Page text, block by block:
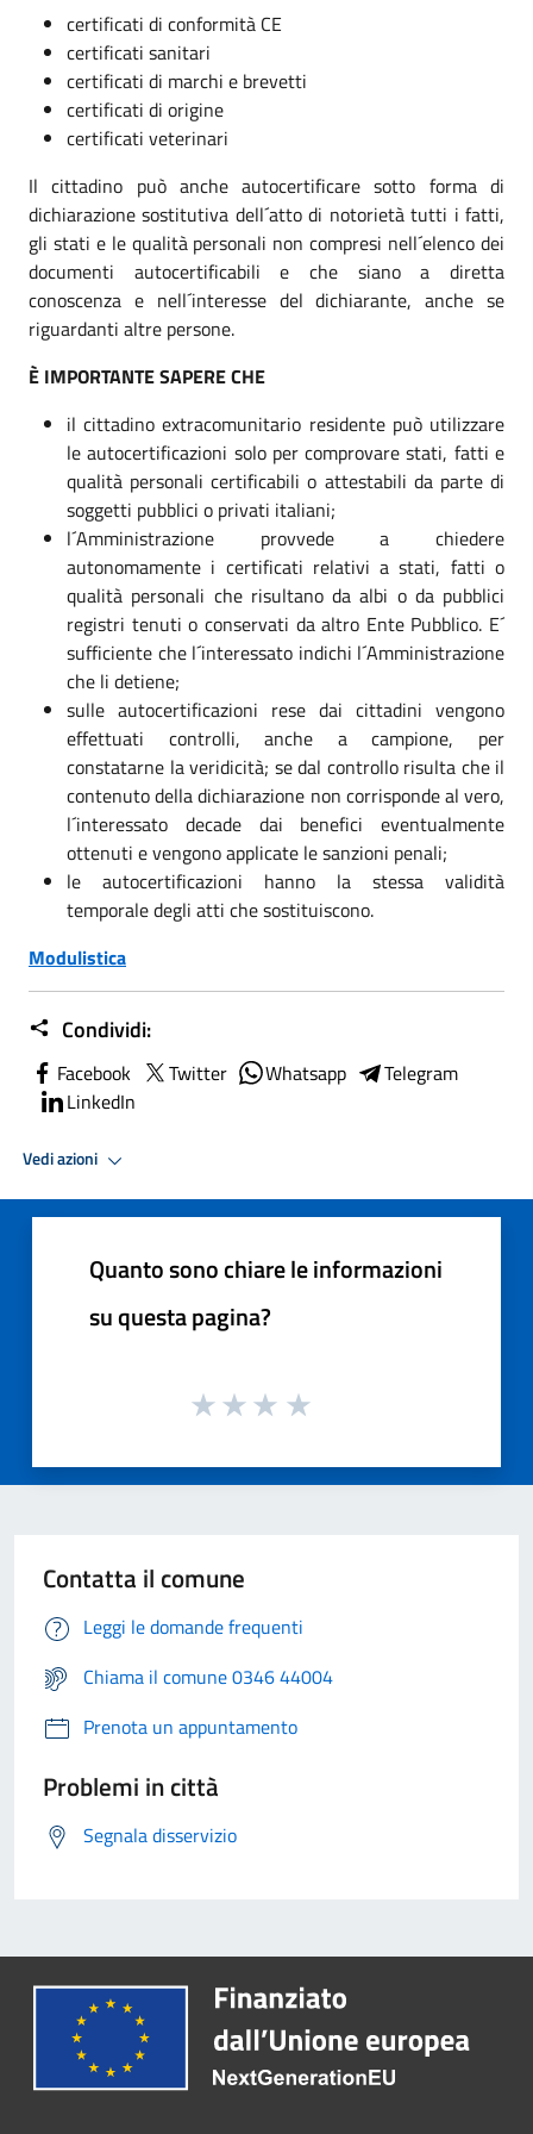
certificati di conformità CE
certificati sanitari
certificati di marchi e brevetti
certificati di origine
certificati veterinari
Il cittadino può anche autocertificare sotto forma di
dichiarazione sostitutiva dell´atto di notorietà tutti i fatti,
gli stati e le qualità personali non compresi nell´elenco dei
documenti autocertificabili e che siano a diretta
conoscenza e nell´interesse del dichiarante, anche se
riguardanti altre persone.
È IMPORTANTE SAPERE CHE
il cittadino extracomunitario residente può utilizzare
le autocertificazioni solo per comprovare stati, fatti e
qualità personali certificabili o attestabili da parte di
soggetti pubblici o privati italiani;
l´Amministrazione provvede a chiedere
autonomamente i certificati relativi a stati, fatti o
qualità personali che risultano da albi o da pubblici
registri tenuti o conservati da altro Ente Pubblico. E´
sufficiente che l´interessato indichi l´Amministrazione
che li detiene;
sulle autocertificazioni rese dai cittadini vengono
effettuati controlli, anche a campione, per
constatarne la veridicità; se dal controllo risulta che il
contenuto della dichiarazione non corrisponde al vero,
l´interessato decade dai benefici eventualmente
ottenuti e vengono applicate le sanzioni penali;
le autocertificazioni hanno la stessa validità
temporale degli atti che sostituiscono.
Modulistica
Condividi:
Facebook Twitter Whatsapp
Telegram
LinkedIn
Vedi azioni
Quanto sono chiare le informazioni
su questa pagina?
Contatta il comune
Leggi le domande frequenti
Chiama il comune 0346 44004
Prenota un appuntamento
Problemi in città
Segnala disservizio